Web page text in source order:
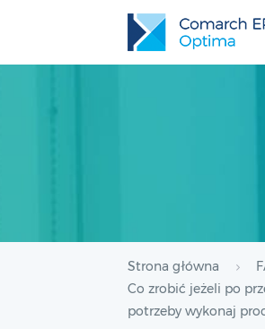
Strona główna
Co zrobić jeżeli po
potrzeby wykonaj